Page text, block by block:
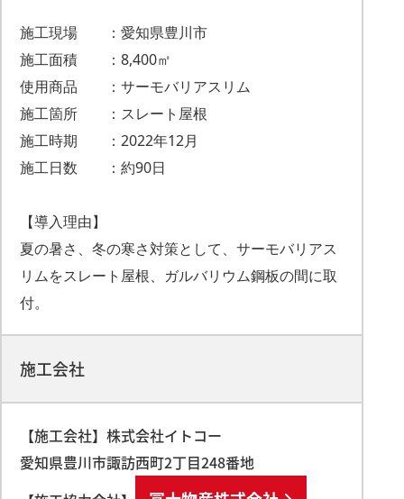
施工現場 ：愛知県豊川市
施工面積 ：8,400㎡
使用商品 ：サーモバリアスリム
施工箇所 ：スレート屋根
施工時期 ：2022年12月
施工日数 ：約90日
【導入理由】
夏の暑さ、冬の寒さ対策として、サーモバリアス
リムをスレート屋根、ガルバリウム鋼板の間に取
付。
施工会社
【施工会社】株式会社イトコー
愛知県豊川市諏訪西町2丁目248番地